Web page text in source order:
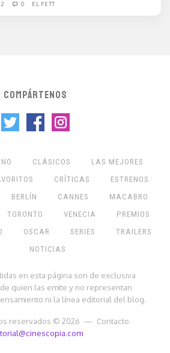
0 EL FETT
COMPÁRTENOS
CLÁSICOS
LAS MEJORES
CRÍTICAS
ESTRENOS
BERLÍN CANNES
MACABRO
TORONTO VENECIA
PREMIOS
OSCAR SERIES
TRAILERS
NOTICIAS
en esta página son de exclusiva
quien las emite y no representan
ni la línea editorial del blog.
reservados © 2026 — Contacto: